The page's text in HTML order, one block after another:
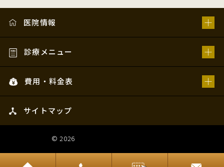
医院情報
診療メニュー
費用・料金表
サイトマップ
© 2026